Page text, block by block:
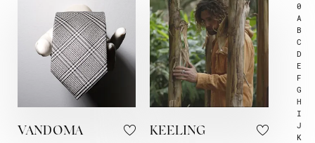
0
A
B
C
D
E
F
G
H
I
J
K
VANDOMA KEELING